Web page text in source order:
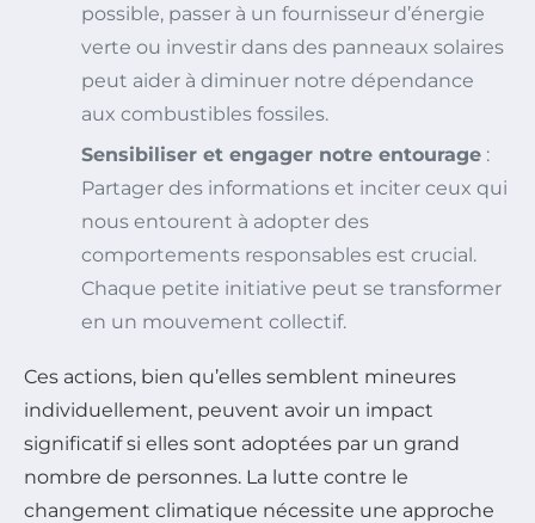
possible, passer à un fournisseur d’énergie
verte ou investir dans des panneaux solaires
peut aider à diminuer notre dépendance
aux combustibles fossiles.
Sensibiliser et engager notre entourage :
Partager des informations et inciter ceux qui
nous entourent à adopter des
comportements responsables est crucial.
Chaque petite initiative peut se transformer
en un mouvement collectif.
Ces actions, bien qu’elles semblent mineures
individuellement, peuvent avoir un impact
significatif si elles sont adoptées par un grand
nombre de personnes. La lutte contre le
changement climatique nécessite une approche